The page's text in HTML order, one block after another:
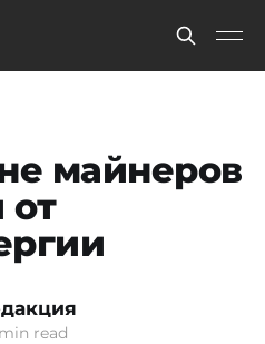
майнеров
от
read